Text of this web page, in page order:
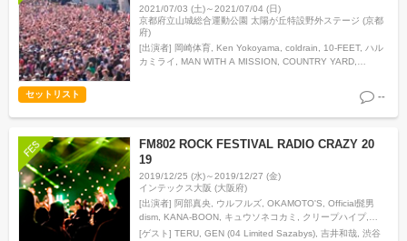
2021/07/03 (土)～2021/07/04 (日)
京都府立山城総合運動公園 太陽が丘特設野外ステージ (京都
府)
[出演者] 岡崎体育, Ken Yokoyama, coldrain, 10-FEET, ハル
カミライ, MAN WITH A MISSION, COUNTRY YARD,
セットリスト
--
FM802 ROCK FESTIVAL RADIO CRAZY 20
19
2019/12/25 (水)～2019/12/27 (金)
インテックス大阪 (大阪府)
[出演者] 阿部真央, ウルフルズ, OKAMOTO'S, Official髭男
dism, KANA-BOON, キュウソネコカミ, クリープハイプ,
GOING UNDER GROUND, Saucy Dog, サカナクション,…
[ゲスト] TERU GEN (04 Limited Sazabys) 吉井和哉 渋谷